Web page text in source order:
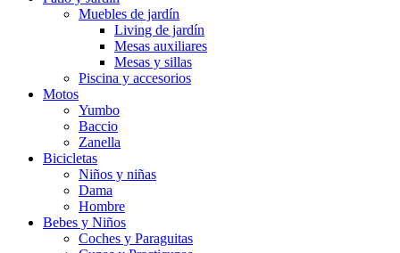
Muebles de jardín
Living de jardín
Mesas auxiliares
Mesas y sillas
Piscina y accesorios
Motos
Yumbo
Baccio
Zanella
Bicicletas
Niños y niñas
Dama
Hombre
Bebes y Niños
Coches y Paraguitas